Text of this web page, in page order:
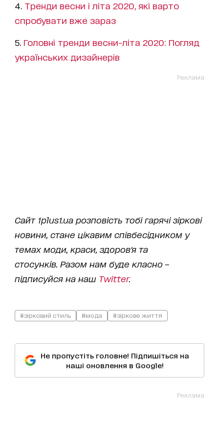
4. Тренди весни і літа 2020, які варто
спробувати вже зараз
5. Головні тренди весни-літа 2020: Погляд
українських дизайнерів
Реклама
Сайт 1plus1.ua розповість тобі гарячі зіркові
новини, стане цікавим співбесідником у
темах моди, краси, здоров'я та
стосунків. Разом нам буде класно –
підписуйся на наш Twitter.
#зірковий стиль #мода #зіркове життя
Не пропустіть головне! Підпишіться на
наші оновлення в Google!
Реклама